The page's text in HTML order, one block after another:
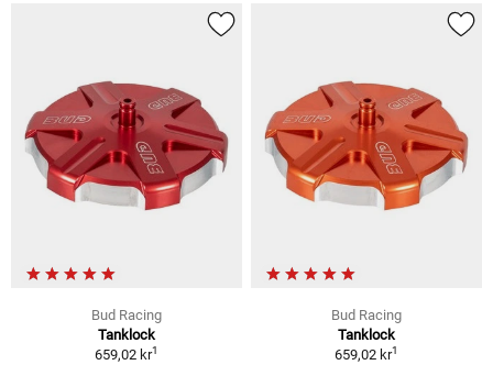
Bud Racing
Tanklock
659,02 kr1
Bud Racing
Tanklock
659,02 kr1